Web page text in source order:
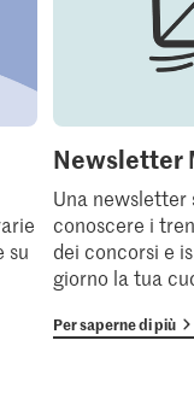
su
Newsletter
Una
conoscere i
dei concorsi e
giorno la tua
Per saperne di più